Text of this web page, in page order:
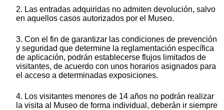
2. Las entradas adquiridas no admiten devolución, salvo
en aquellos casos autorizados por el Museo.
3. Con el fin de garantizar las condiciones de prevención
y seguridad que determine la reglamentación específica
de aplicación, podrán establecerse flujos limitados de
visitantes, de acuerdo con unos horarios asignados para
el acceso a determinadas exposiciones.
4. Los visitantes menores de 14 años no podrán realizar
la visita al Museo de forma individual, deberán ir siempre